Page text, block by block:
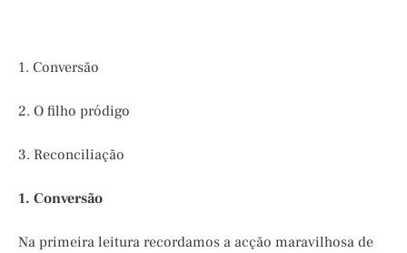
1. Conversão
2. O filho pródigo
3. Reconciliação
1. Conversão
Na primeira leitura recordamos a acção maravilhosa de